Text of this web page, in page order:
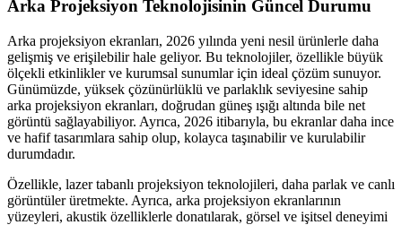
Arka Projeksiyon Teknolojisinin Güncel Durumu
Arka projeksiyon ekranları, 2026 yılında yeni nesil ürünlerle daha
gelişmiş ve erişilebilir hale geliyor. Bu teknolojiler, özellikle büyük
ölçekli etkinlikler ve kurumsal sunumlar için ideal çözüm sunuyor.
Günümüzde, yüksek çözünürlüklü ve parlaklık seviyesine sahip
arka projeksiyon ekranları, doğrudan güneş ışığı altında bile net
görüntü sağlayabiliyor. Ayrıca, 2026 itibarıyla, bu ekranlar daha ince
ve hafif tasarımlara sahip olup, kolayca taşınabilir ve kurulabilir
durumdadır.
Özellikle, lazer tabanlı projeksiyon teknolojileri, daha parlak ve canlı
görüntüler üretmekte. Ayrıca, arka projeksiyon ekranlarının
yüzeyleri, akustik özelliklerle donatılarak, görsel ve işitsel deneyimi